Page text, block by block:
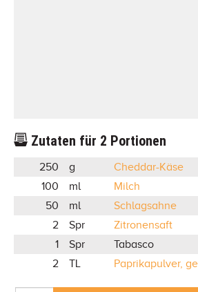
Zutaten für 2 Portionen
250 g
Cheddar-Käse
100
ml
Milch
50
ml
Schlagsahne
2
Spr
Zitronensaft
1
Spr
Tabasco
2
TL Paprikapulver,